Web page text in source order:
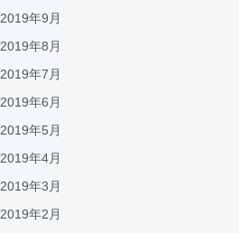
2019年9月
2019年8月
2019年7月
2019年6月
2019年5月
2019年4月
2019年3月
2019年2月